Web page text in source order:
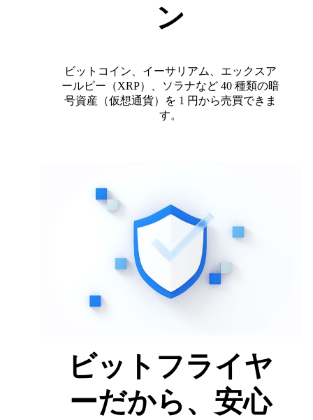
ン
ビットコイン、イーサリアム、エックスア
ールピー（XRP）、ソラナなど 40 種類の暗
号資産（仮想通貨）を 1 円から売買できま
す。
ビットフライヤ
ーだから、安心